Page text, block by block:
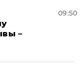
–
09:50